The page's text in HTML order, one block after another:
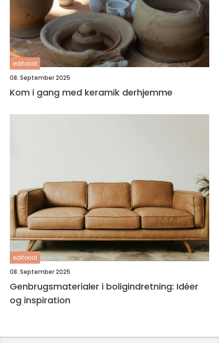
editorial
08. September 2025
Kom i gang med keramik derhjemme
editorial
08. September 2025
Genbrugsmaterialer i boligindretning: Idéer
og inspiration